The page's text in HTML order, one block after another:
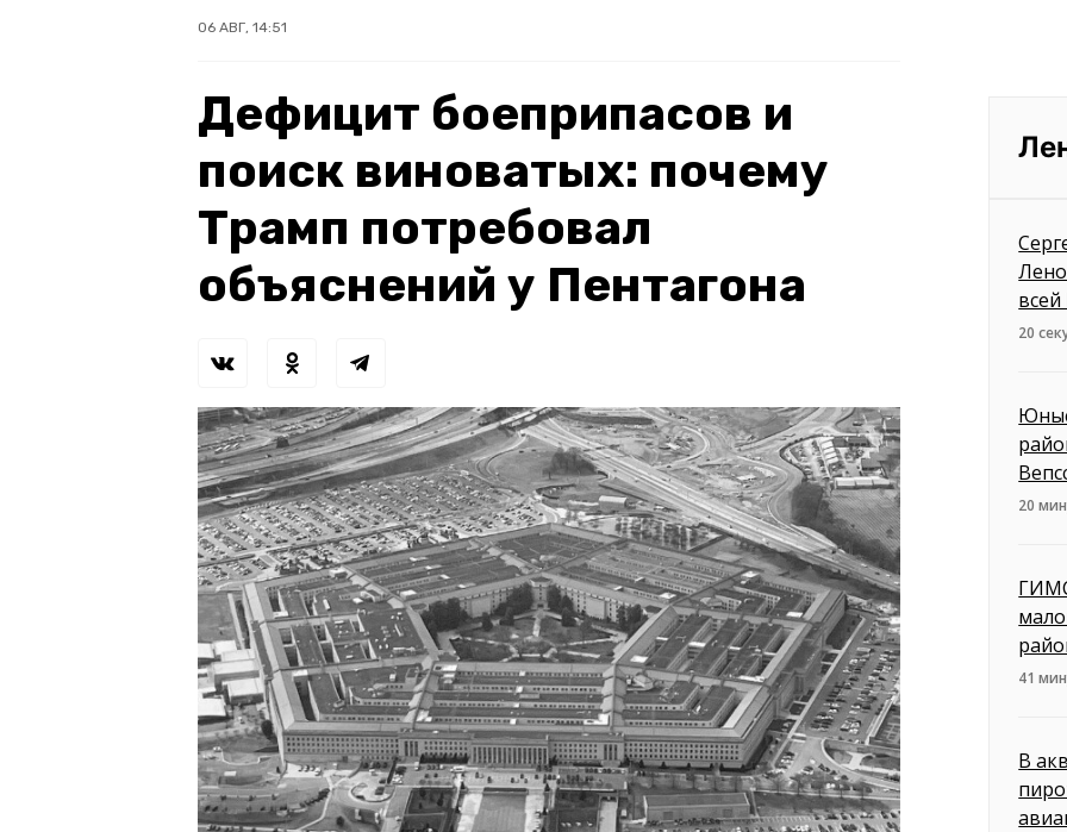
06 АВГ, 14:51
Дефицит боеприпасов и
поиск виноватых: почему
Трамп потребовал
объяснений у Пентагона
всей
20
20
41
В